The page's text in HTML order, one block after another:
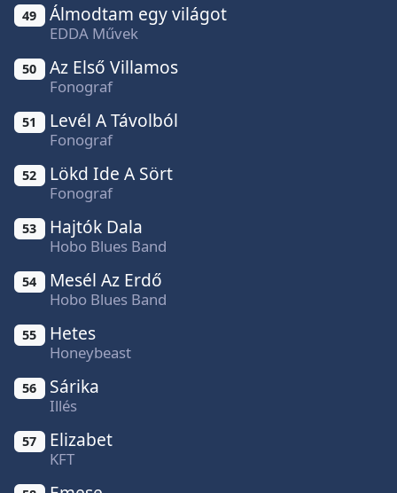
49 Álmodtam egy világot
EDDA Művek
50 Az Első Villamos
Fonograf
51 Levél A Távolból
Fonograf
52 Lökd Ide A Sört
Fonograf
53 Hajtók Dala
Hobo Blues Band
54 Mesél Az Erdő
Hobo Blues Band
55 Hetes
Honeybeast
56 Sárika
Illés
57 Elizabet
KFT